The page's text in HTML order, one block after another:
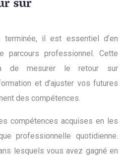
sur
il est essentiel d’en
parcours professionnel. Cette
de mesurer le retour sur
et d’ajuster vos futures
des compétences.
compétences acquises en les
professionnelle quotidienne.
lesquels vous avez gagné en